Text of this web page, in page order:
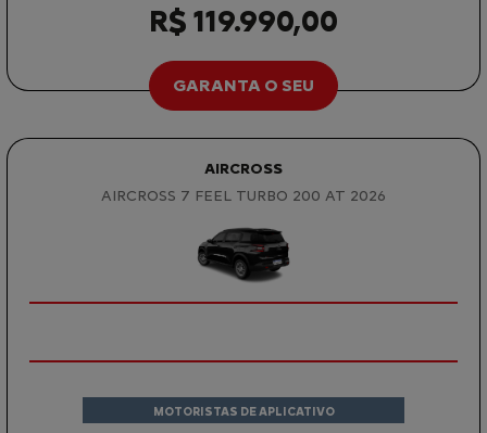
R$ 119.990,00
GARANTA O SEU
AIRCROSS
AIRCROSS 7 FEEL TURBO 200 AT 2026
MOTORISTAS DE APLICATIVO